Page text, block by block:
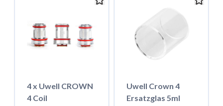
4 x Uwell CROWN
4 Coil
Uwell Crown 4
Ersatzglas 5ml